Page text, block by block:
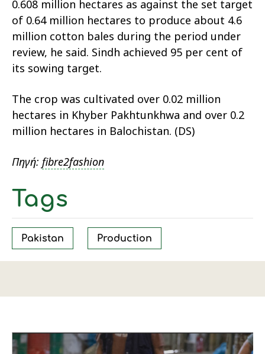
0.608 million hectares as against the set target
of 0.64 million hectares to produce about 4.6
million cotton bales during the period under
review, he said. Sindh achieved 95 per cent of
its sowing target.
The crop was cultivated over 0.02 million
hectares in Khyber Pakhtunkhwa and over 0.2
million hectares in Balochistan. (DS)
Πηγή: fibre2fashion
Tags
Pakistan Production